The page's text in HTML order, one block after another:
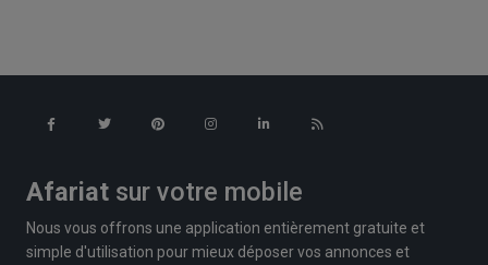
Afariat sur votre mobile
Nous vous offrons une application entièrement gratuite et
simple d'utilisation pour mieux déposer vos annonces et